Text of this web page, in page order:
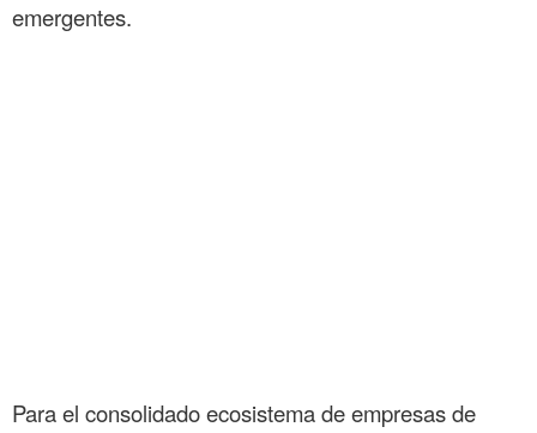
emergentes.
Para el consolidado ecosistema de empresas de